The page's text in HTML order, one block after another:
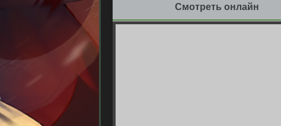
Смотреть онлайн